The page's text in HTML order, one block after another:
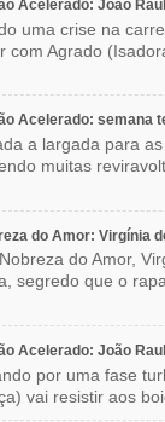
Acelerado: João
uma crise na
com Agrado
Acelerado: semana
a largada para
muitas
do Amor: Virgínia
do Amor,
segredo que o
Acelerado: João
por uma fase
vai resistir aos